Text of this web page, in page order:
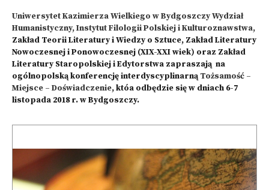
Uniwersytet Kazimierza Wielkiego w Bydgoszczy Wydział
Humanistyczny, Instytut Filologii Polskiej i Kulturoznawstwa,
Zakład Teorii Literatury i Wiedzy o Sztuce, Zakład Literatury
Nowoczesnej i Ponowoczesnej (XIX-XXI wiek) oraz Zakład
Literatury Staropolskiej i Edytorstwa zapraszają na
ogólnopolską konferencję interdyscyplinarną Tożsamość –
Miejsce – Doświadczenie, któa odbędzie się w dniach 6-7
listopada 2018 r. w Bydgoszczy.